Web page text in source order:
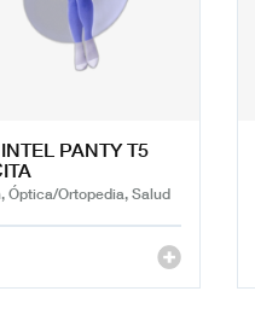
PANTY T5
Óptica/Ortopedia, Salud